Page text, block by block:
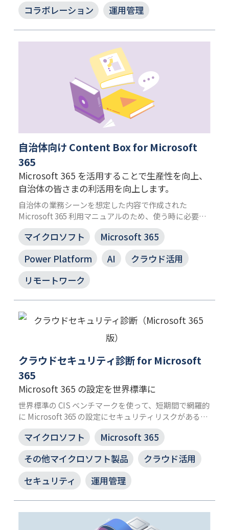
コラボレーション
運用管理
自治体向け Content Box for Microsoft
365
Microsoft 365 を活用することで生産性を向上、
自治体の皆さまの利活用を向上します。
自治体の業務シーンを想定した内容で作成された
Microsoft 365 利用マニュアルのため、使う時に必要な
情報がすぐに見つかります。また、職員のレベルに合わ
せたラインナップがあり、操作のお困りごとや職員向け
研修コンテンツに合わせたマニュアルを選択できます。
マイクロソフト
Microsoft 365
Power Platform
AI
クラウド活用
リモートワーク
クラウドセキュリティ診断 for Microsoft
365
Microsoft 365 の設定を世界標準に
世界標準の CIS ベンチマークを使って、短期間で網羅的
に Microsoft 365 の設定にセキュリティリスクがある
か、診断します。
マイクロソフト
Microsoft 365
その他マイクロソフト製品
クラウド活用
セキュリティ
運用管理